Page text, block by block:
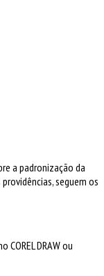
a padronização da
seguem os
COREL DRAW ou